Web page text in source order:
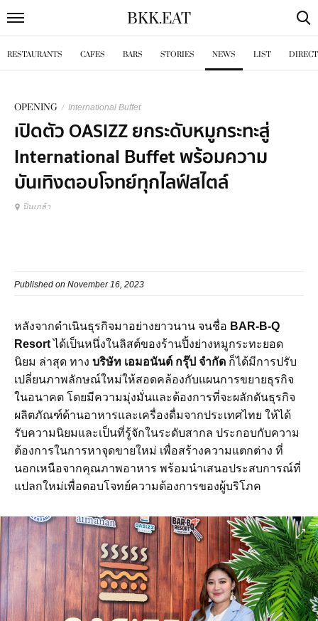
BKK.EAT
RESTAURANTS CAFES BARS STORIES NEWS LIST
OPENING / International Buffet
เปิดตัว OASIZZ ยกระดับหมูกระทะสู่
International Buffet พร้อมความ
บันเทิงตอบโจทย์ทุกไลฟ์สไตล์
ปิ่นเกล้า
Published on November 16, 2023
หลังจากดำเนินธุรกิจมาอย่างยาวนาน จนชื่อ BAR-B-Q
Resortได้เป็นหนึ่งในลิสต์ของร้านปิ้งย่างหมูกระทะยอด
นิยม ล่าสุด ทาง บริษัท เอมอนันต์ กรุ๊ป จำกัด ก็ได้มีการปรับ
เปลี่ยนภาพลักษณ์ใหม่ให้สอดคล้องกับแผนการขยายธุรกิจ
ในอนาคต โดยมีความมุ่งมั่นและต้องการที่จะผลักดันธุรกิจ
ผลิตภัณฑ์ด้านอาหารและเครื่องดื่มจากประเทศไทย ให้ได้
รับความนิยมและเป็นที่รู้จักในระดับสากล ประกอบกับความ
ต้องการในการหาจุดขายใหม่ เพื่อสร้างความแตกต่าง ที่
นอกเหนือจากคุณภาพอาหาร พร้อมนำเสนอประสบการณ์ที่
แปลกใหม่เพื่อตอบโจทย์ความต้องการของผู้บริโภค